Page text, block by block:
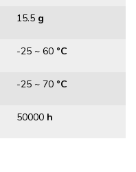
15.5 g
-25 ~ 60 °C
-25 ~ 70 °C
50000 h